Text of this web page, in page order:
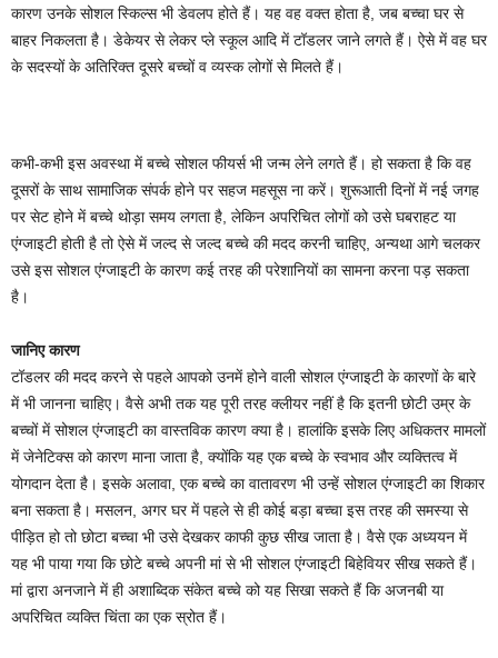
कारण उनके सोशल स्किल्स भी डेवलप होते हैं। यह वह वक्त होता है, जब बच्चा घर से
बाहर निकलता है। डेकेयर से लेकर प्ले स्कूल आदि में टॉडलर जाने लगते हैं। ऐसे में वह घर
के सदस्यों के अतिरिक्त दूसरे बच्चों व व्यस्क लोगों से मिलते हैं।
कभी-कभी इस अवस्था में बच्चे सोशल फीयर्स भी जन्म लेने लगते हैं। हो सकता है कि वह
दूसरों के साथ सामाजिक संपर्क होने पर सहज महसूस ना करें। शुरूआती दिनों में नई जगह
पर सेट होने में बच्चे थोड़ा समय लगता है, लेकिन अपरिचित लोगों को उसे घबराहट या
एंग्जाइटी होती है तो ऐसे में जल्द से जल्द बच्चे की मदद करनी चाहिए, अन्यथा आगे चलकर
उसे इस सोशल एंग्जाइटी के कारण कई तरह की परेशानियों का सामना करना पड़ सकता
है।
जानिए कारण
टॉडलर की मदद करने से पहले आपको उनमें होने वाली सोशल एंग्जाइटी के कारणों के बारे
में भी जानना चाहिए। वैसे अभी तक यह पूरी तरह क्लीयर नहीं है कि इतनी छोटी उम्र के
बच्चों में सोशल एंग्जाइटी का वास्तविक कारण क्या है। हालांकि इसके लिए अधिकतर मामलों
में जेनेटिक्स को कारण माना जाता है, क्योंकि यह एक बच्चे के स्वभाव और व्यक्तित्व में
योगदान देता है। इसके अलावा, एक बच्चे का वातावरण भी उन्हें सोशल एंग्जाइटी का शिकार
बना सकता है। मसलन, अगर घर में पहले से ही कोई बड़ा बच्चा इस तरह की समस्या से
पीड़ित हो तो छोटा बच्चा भी उसे देखकर काफी कुछ सीख जाता है। वैसे एक अध्ययन में
यह भी पाया गया कि छोटे बच्चे अपनी मां से भी सोशल एंग्जाइटी बिहेवियर सीख सकते हैं।
मां द्वारा अनजाने में ही अशाब्दिक संकेत बच्चे को यह सिखा सकते हैं कि अजनबी या
अपरिचित व्यक्ति चिंता का एक स्रोत हैं।